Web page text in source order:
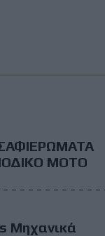
ΑΦΙΕΡΩΜΑΤΑ
ΜΟΤΟ
Μηχανικά